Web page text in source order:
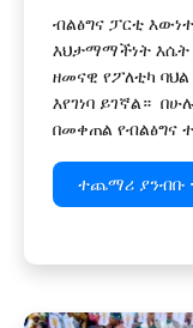
ብልፅግና ፓርቲ
እህታማማችነት እሴት
ዘመናዊ የፖለቲካ
እየገነባ ይገኛል።
በመቀጠል የብልፅግና
ተጨማሪ ያንብቡ